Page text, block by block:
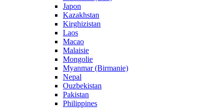
Japon
Kazakhstan
Kirghizistan
Laos
Macao
Malaisie
Mongolie
Myanmar (Birmanie)
Nepal
Ouzbekistan
Pakistan
Philippines